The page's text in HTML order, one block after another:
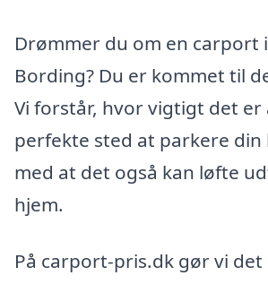
Drømmer du om en carport
Bording? Du er kommet til
Vi forstår, hvor vigtigt det
perfekte sted at parkere din
med at det også kan løfte
hjem.
På carport-pris.dk gør vi